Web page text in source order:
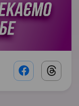
Facebook